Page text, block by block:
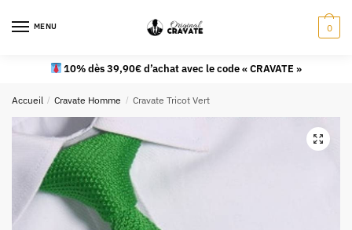
MENU 0
10% dès 39,90€ d’achat avec le code « CRAVATE »
Accueil / Cravate Homme / Cravate Tricot Vert